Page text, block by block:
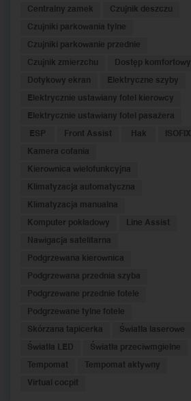
Centralny zamek Czujnik deszczu
Czujniki parkowania tylne
Czujniki parkowanie przednie
Czujnik zmierzchu Dostęp komfortowy
Dotykowy ekran Elektryczne szyby
Elektrycznie ustawiany fotel kierowcy
Elektrycznie ustawiany fotel pasażera
ESP Front Assist Hak ISOFIX
Kamera cofania
Kierownica wielofunkcyjna
Klimatyzacja automatyczna
Klimatyzacja manualna
Komputer pokładowy Line Assist
Nawigacja satelitarna
Podgrzewana kierownica
Podgrzewana przednia szyba
Podgrzewane przednie fotele
Podgrzewane tylne fotele
Skórzana tapicerka Światła laserowe
Światła LED Światła przeciwmgielne
Tempomat Tempomat aktywny
Virtual cocpit